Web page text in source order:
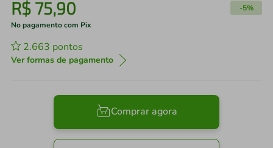
R$ 75,90 -5%
No pagamento com Pix
2.663 pontos
Ver formas de pagamento
Comprar agora